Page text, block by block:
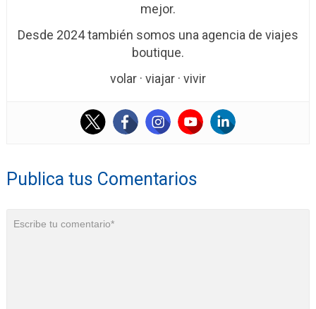
mejor.
Desde 2024 también somos una agencia de viajes
boutique.
volar · viajar · vivir
Publica tus Comentarios